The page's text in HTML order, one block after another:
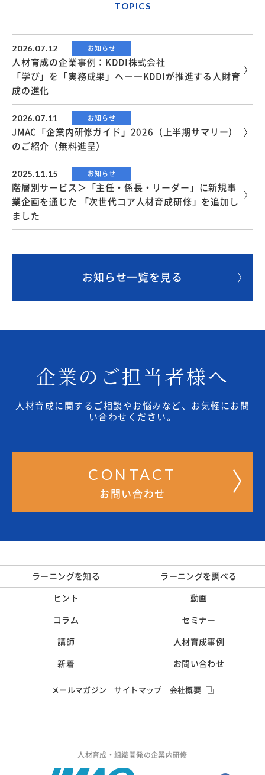
TOPICS
2026.07.12 お知らせ
人材育成の企業事例：KDDI株式会社
「学び」を「実務成果」へ――KDDIが推進する人財育
成の進化
2026.07.11 お知らせ
JMAC「企業内研修ガイド」2026（上半期サマリー）
のご紹介（無料進呈）
2025.11.15 お知らせ
階層別サービス＞「主任・係長・リーダー」に新規事
業企画を通じた 「次世代コア人材育成研修」を追加し
ました
お知らせ一覧を見る
企業のご担当者様へ
人材育成に関するご相談やお悩みなど、お気軽にお問
い合わせください。
CONTACT
お問い合わせ
人材育成・組織開発の企業内研修
ラーニングを知る ラーニングを調べる
ヒント 動画
コラム セミナー
講師 人材育成事例
新着 お問い合わせ
メールマガジン サイトマップ 会社概要